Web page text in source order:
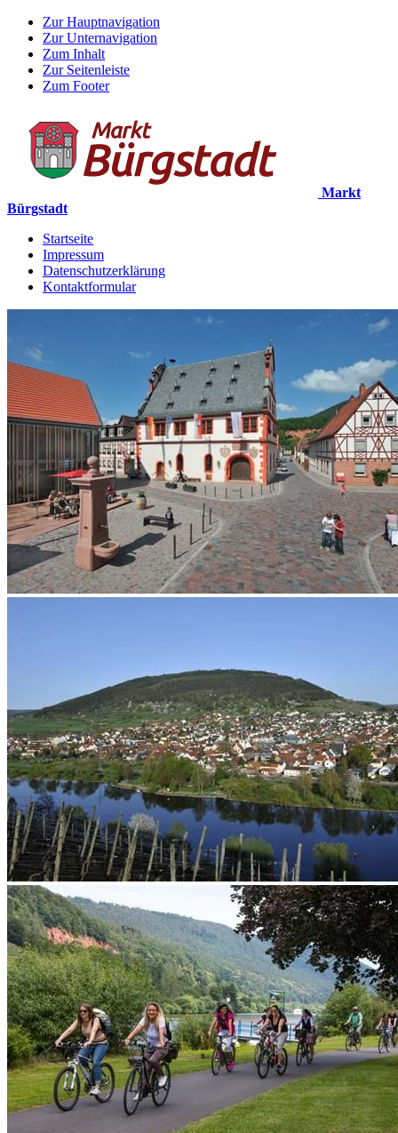
Zur Hauptnavigation
Zur Unternavigation
Zum Inhalt
Zur Seitenleiste
Zum Footer
Markt
Bürgstadt
Startseite
Impressum
Datenschutzerklärung
Kontaktformular